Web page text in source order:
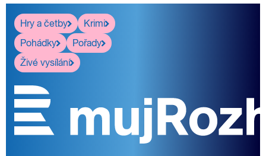
Hry a četby
Krimi
Pohádky
Pořady
Živé vysílání